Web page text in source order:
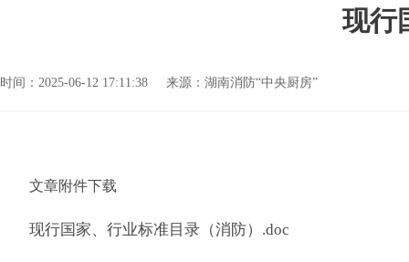
现行
时间：2025-06-12 17:11:38 来源：湖南消防“中央厨房”
文章附件下载
现行国家、行业标准目录（消防）.doc